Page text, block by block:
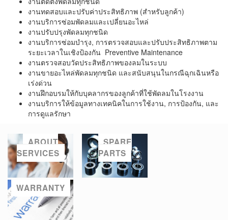
งานทดสอบและปรับค่าประสิทธิภาพ (สำหรับลูกค้า)
งานบริการซ่อมพัดลมและเปลี่ยนอะไหล่
งานปรับปรุงพัดลมทุกชนิด
งานบริการซ่อมบำรุง, การตรวจสอบและปรับประสิทธิภาพตาม
ระยะเวลาในเชิงป้องกัน Preventive Maintenance
งานตรวจสอบวัดประสิทธิภาพของลมในระบบ
งานขายอะไหล่พัดลมทุกชนิด และสนับสนุนในกรณีฉุกเฉินหรือ
เร่งด่วน
งานฝึกอบรมให้กับบุคลากรของลูกค้าที่ใช้พัดลมในโรงงาน
งานบริการให้ข้อมูลทางเทคนิคในการใช้งาน, การป้องกัน, และ
การดูแลรักษา
ABOUT
SERVICES
SPARE
PARTS
หากคุณ
ต้องการ
ความคงทน
ไว้วางใจ
รวมถึงการ
ซ่อมแซม
ปรับปรุง
WARRANTY